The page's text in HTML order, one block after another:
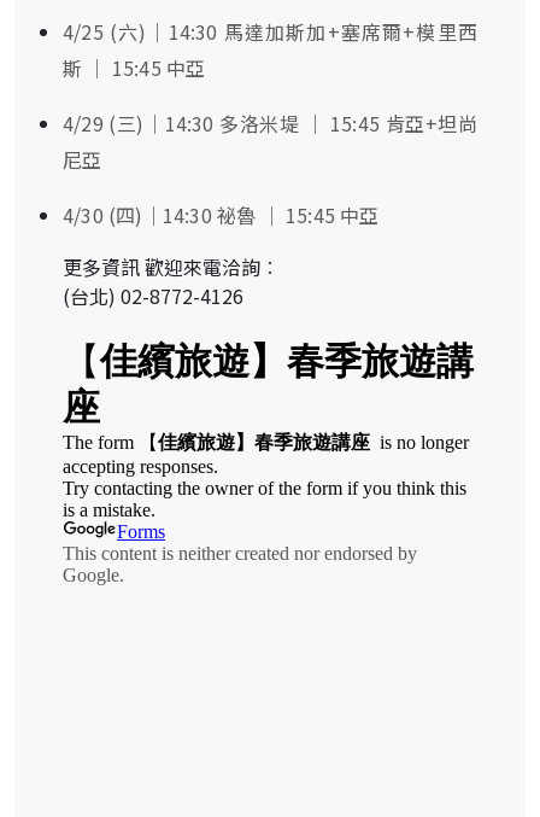
4/25 (六)｜14:30 馬達加斯加+塞席爾+模里西
斯 ｜ 15:45 中亞
4/29 (三)｜14:30 多洛米堤 ｜ 15:45 肯亞+坦尚
尼亞
4/30 (四)｜14:30 祕魯 ｜ 15:45 中亞
更多資訊 歡迎來電洽詢︰
(台北) 02-8772-4126